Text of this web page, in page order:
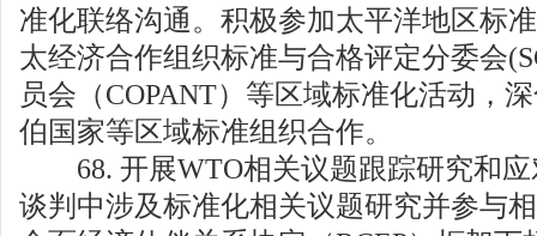
准化联络沟通。积极参加太平洋地区标
太经济合作组织标准与合格评定分委会
员会（COPANT）等区域标准化活动，
伯国家等区域标准组织合作。
68. 开展WTO相关议题跟踪研究和应
谈判中涉及标准化相关议题研究并参与